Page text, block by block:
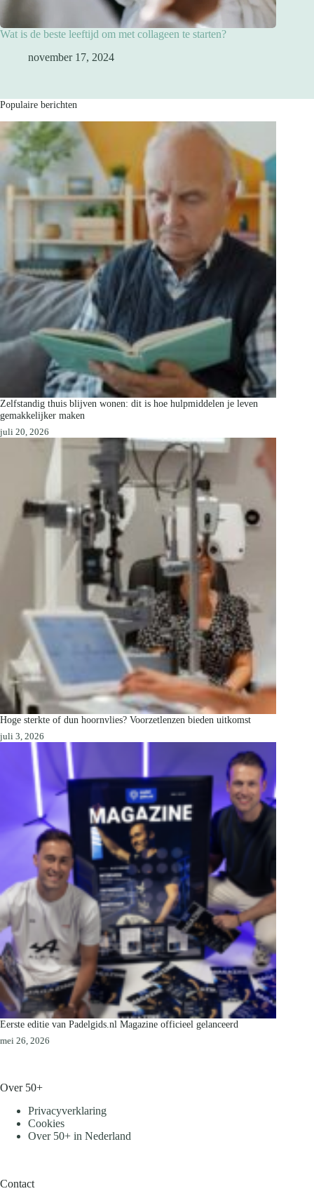
Wat is de beste leeftijd om met collageen te starten?
november 17, 2024
Populaire berichten
Zelfstandig thuis blijven wonen: dit is hoe hulpmiddelen je leven
gemakkelijker maken
juli 20, 2026
Hoge sterkte of dun hoornvlies? Voorzetlenzen bieden uitkomst
juli 3, 2026
Eerste editie van Padelgids.nl Magazine officieel gelanceerd
mei 26, 2026
Over 50+
Privacyverklaring
Cookies
Over 50+ in Nederland
Contact